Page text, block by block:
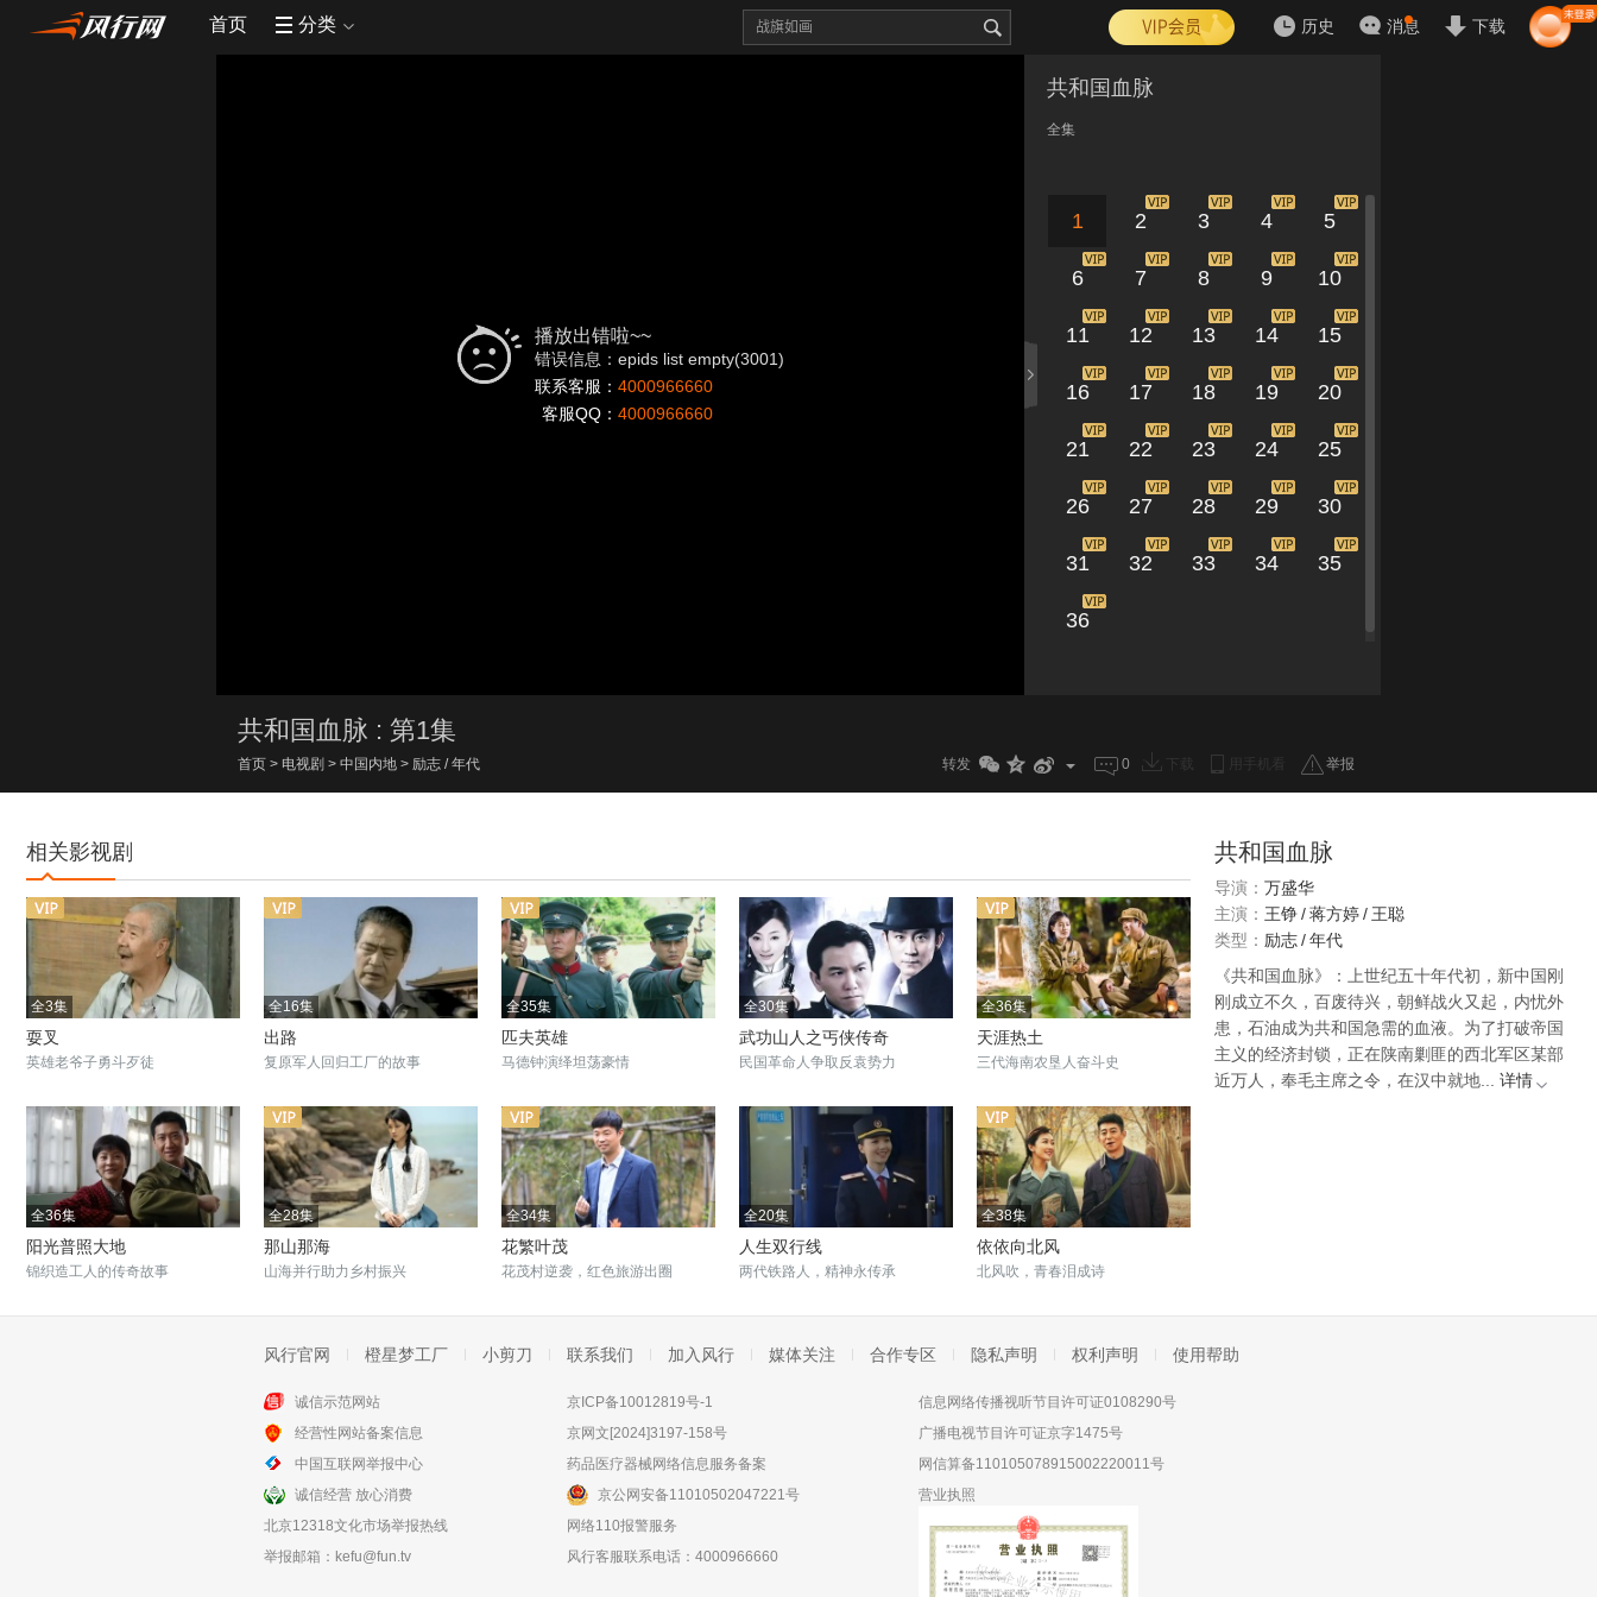
首页 分类 历史 消息 下载
播放出错啦~~
错误信息：epids list empty(3001)
联系客服： 4000966660
客服QQ： 4000966660
共和国血脉
全集
1 2 3 4 5
6 7 8 9 10
11 12 13 14 15
16 17 18 19 20
21 22 23 24 25
26 27 28 29 30
31 32 33 34 35
36
共和国血脉 : 第1集
首页 > 电视剧 > 中国内地 > 励志 / 年代 转发 0 举报
相关影视剧
全3集
耍叉
英雄老爷子勇斗歹徒
全16集
出路
复原军人回归工厂的故事
全35集
匹夫英雄
马德钟演绎坦荡豪情
全30集
武功山人之丐侠传奇
民国革命人争取反袁势力
全36集
天涯热土
三代海南农垦人奋斗史
全36集
阳光普照大地
锦织造工人的传奇故事
全28集
那山那海
山海并行助力乡村振兴
全34集
花繁叶茂
花茂村逆袭，红色旅游出圈
全20集
人生双行线
两代铁路人，精神永传承
全38集
依依向北风
北风吹，青春泪成诗
全42集
灵与肉
共和国血脉
导演： 万盛华
主演： 王铮/蒋方婷/ 王聪
类型： 励志/年代
《共和国血脉》：上世纪五十年代初，新中国刚
刚成立不久，百废待兴，朝鲜战火又起，内忧外
患，石油成为共和国急需的血液。为了打破帝国
主义的经济封锁，正在陕南剿匪的西北军区某部
近万人，奉毛主席之令，在汉中就地...
详情
风行官网 橙星梦工厂 小剪刀 联系我们 加入风行 媒体关注 合作专区 隐私声明 权利声明 使用帮助
诚信示范网站
经营性网站备案信息
中国互联网举报中心
诚信经营 放心消费
北京12318文化市场举报热线
举报邮箱： kefu@fun.tv
京ICP备10012819号-1
京网文[2024]3197-158号
药品医疗器械网络信息服务备案
京公网安备11010502047221号
网络110报警服务
风行客服联系电话：4000966660
信息网络传播视听节目许可证0108290号
广播电视节目许可证京字1475号
网信算备110105078915002220011号
营业执照